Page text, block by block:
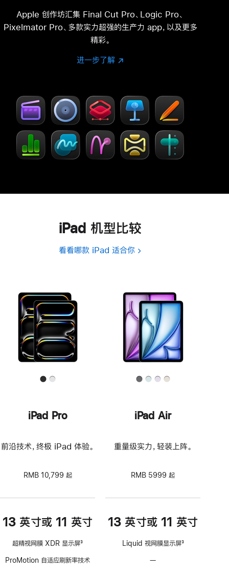
注
Apple 创作坊汇集 Final Cut Pro、Logic Pro、
Pixelmator Pro、多款实力超强的生产力 app，以及更多
精彩。
进一步了解 进
了
Creator Studio
(在
口
打
开)
iPad 机型比较
看看哪款 iPad 适合你
iPad Pro
前沿技术，终极 iPad 体验。
RMB 10,799 起
13 英寸或 11 英寸
超精视网膜 XDR 显示屏
注
3
ProMotion 自适应刷新率技术
iPad Air
重量级实力，轻装上阵。
RMB 5999 起
13 英寸或 11 英寸
Liquid 视网膜显示屏3
—